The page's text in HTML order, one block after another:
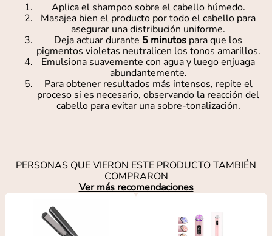
Aplica el shampoo sobre el cabello húmedo.
Masajea bien el producto por todo el cabello para
asegurar una distribución uniforme.
Deja actuar durante 5 minutos para que los
pigmentos violetas neutralicen los tonos amarillos.
Emulsiona suavemente con agua y luego enjuaga
abundantemente.
Para obtener resultados más intensos, repite el
proceso si es necesario, observando la reacción del
cabello para evitar una sobre-tonalización.
PERSONAS QUE VIERON ESTE PRODUCTO TAMBIÉN
COMPRARON
Ver más recomendaciones